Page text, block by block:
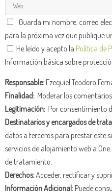
Guarda mi nombre, correo
para la próxima vez que publique
He leído y acepto la Política de
Información básica sobre
Responsable:Ezequiel Teodoro
Finalidad: Moderar los
Legitimación: Por consentimiento
Destinatarios y encargados de
datos a terceros para prestar este
servicios de alojamiento web a
de tratamiento.
Derechos:Acceder, rectificar y
Información Adicional:Puede